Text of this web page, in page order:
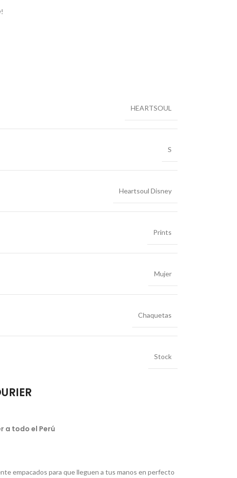
HEARTSOUL
S
Heartsoul Disney
Prints
Mujer
Chaquetas
Stock
a todo el Perú
empacados para que lleguen a tus manos en perfecto